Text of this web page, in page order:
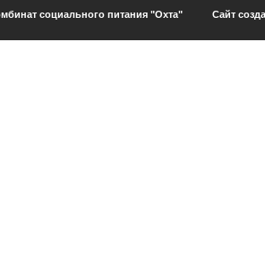
социального питания "Охта" Сайт